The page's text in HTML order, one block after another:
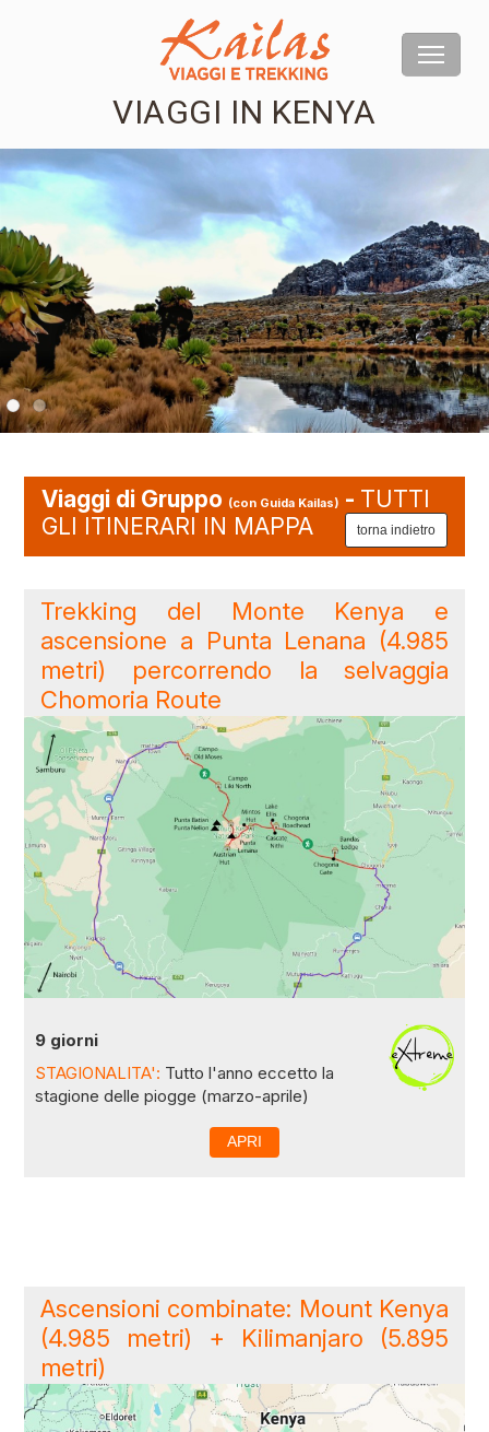
VIAGGI IN KENYA
Viaggi di Gruppo (con Guida Kailas) - TUTTI
GLI ITINERARI IN MAPPA
Trekking del Monte Kenya e
ascensione a Punta Lenana (4.985
metri) percorrendo la selvaggia
Chomoria Route
9 giorni
STAGIONALITA': Tutto l'anno eccetto la
stagione delle piogge (marzo-aprile)
APRI
Ascensioni combinate: Mount Kenya
(4.985 metri) + Kilimanjaro (5.895
metri)